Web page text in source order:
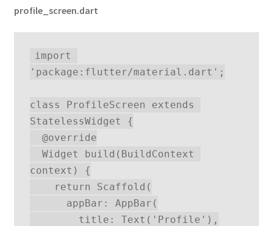
profile_screen.dart
import
'package:flutter/material.dart';
class ProfileScreen extends
StatelessWidget {
  @override
context) {
    return Scaffold(
      appBar: AppBar(
        title: Text('Profile'),